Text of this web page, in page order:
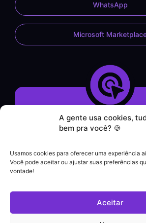
A gente usa cookies,
bem pra você? 🍪
Usamos cookies para oferecer uma experiência
Você pode aceitar ou ajustar suas preferências
vontade!
Aceitar
WhatsApp
Microsoft
Demonstração do
Formulário de Contato
Helpdesk
|
Suporte a clientes
(21) 3180-0616